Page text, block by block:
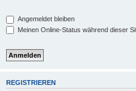
Angemeldet bleiben
Meinen Online-Status während dieser
REGISTRIEREN